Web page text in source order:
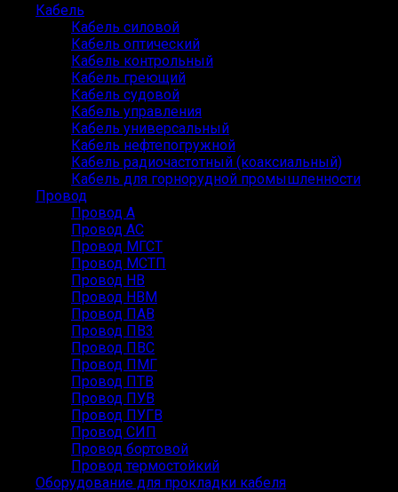
Кабель
Кабель силовой
Кабель оптический
Кабель контрольный
Кабель греющий
Кабель судовой
Кабель управления
Кабель универсальный
Кабель нефтепогружной
Кабель радиочастотный (коаксиальный)
Кабель для горнорудной промышленности
Провод
Провод А
Провод АС
Провод МГСТ
Провод МСТП
Провод НВ
Провод НВМ
Провод ПАВ
Провод ПВ3
Провод ПВС
Провод ПМГ
Провод ПТВ
Провод ПУВ
Провод ПУГВ
Провод СИП
Провод бортовой
Провод термостойкий
Оборудование для прокладки кабеля